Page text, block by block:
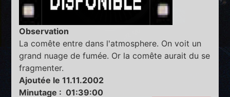
Observation
La comête entre dans l'atmosphere. On voit un
grand nuage de fumée. Or la comête aurait du se
fragmenter.
Ajoutée le 11.11.2002
Minutage : 01:39:00